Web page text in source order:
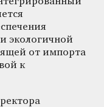
экологичной
от импорта
к